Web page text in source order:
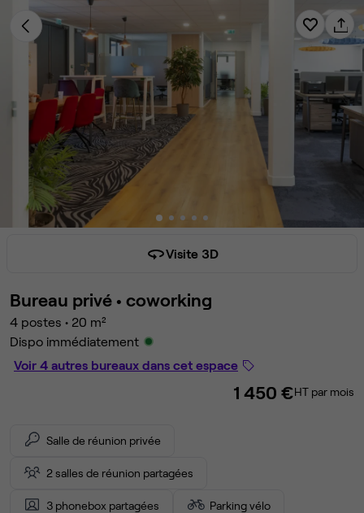
Visite 3D
Bureau privé • coworking
4 postes • 20 m²
Dispo immédiatement
Voir 4 autres bureaux dans cet espace
1 450 €HT par mois
Salle de réunion privée
2 salles de réunion partagées
3 phonebox partagées Parking vélo